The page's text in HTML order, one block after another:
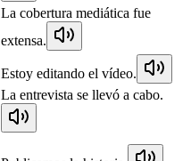
La cobertura mediática fue
extensa.
Estoy editando el vídeo.
La entrevista se llevó a cabo.